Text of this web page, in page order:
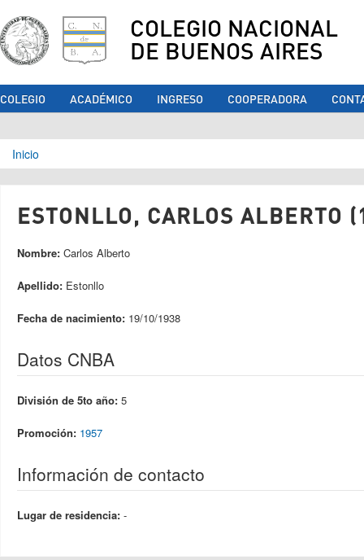
COLEGIO NACIONAL
DE BUENOS AIRES
COLEGIO ACADÉMICO INGRESO COOPERADORA
Se encuentra usted aquí
Inicio
ESTONLLO, CARLOS ALBERTO
Nombre: Carlos Alberto
Apellido: Estonllo
Fecha de nacimiento: 19/10/1938
Datos CNBA
División de 5to año: 5
Promoción: 1957
Información de contacto
Lugar de residencia: -